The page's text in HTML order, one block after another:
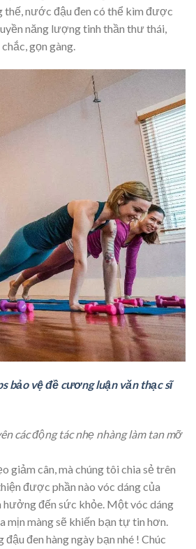
thế, nước đậu đen có thể kìm được
năng lượng tinh thần thư thái,
gọn gàng.
bảo vệ đề cương luận văn thạc sĩ
các động tác nhẹ nhàng làm tan mỡ
giảm cân, mà chúng tôi chia sẻ trên
được phần nào vóc dáng của
hưởng đến sức khỏe. Một vóc dáng
mịn màng sẽ khiến bạn tự tin hơn.
đen hàng ngày bạn nhé ! Chúc